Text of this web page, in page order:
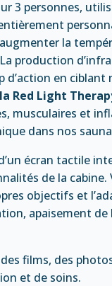
3 personnes,
la
production
en ciblant
Red Light
musculaires et
dans nos
écran tactile
de la cabine.
objectifs et
apaisement
films, des
et de soins.